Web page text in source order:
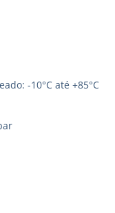
-10°C até +85°C